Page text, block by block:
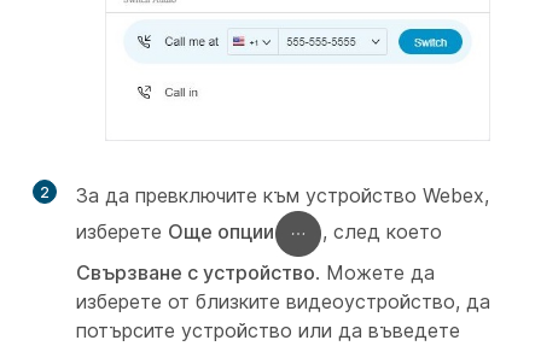
2
За да превключите към устройство Webex,
изберете Още опции
, след което
Свързване с устройство. Можете да
изберете от близките видеоустройство, да
потърсите устройство или да въведете